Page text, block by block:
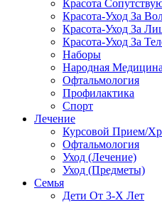
Красота
Красота-Уход За
Красота-Уход За
Красота-Уход За
Наборы
Народная Медицина
Офтальмология
Профилактика
Спорт
Лечение
Курсовой Прием/
Офтальмология
Уход (Лечение)
Уход (Предметы)
Семья
Дети От 3-Х Лет